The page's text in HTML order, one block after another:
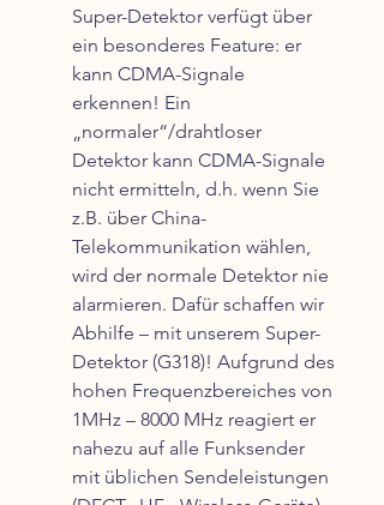
Super-Detektor verfügt über
ein besonderes Feature: er
kann CDMA-Signale
erkennen! Ein
„normaler“/drahtloser
Detektor kann CDMA-Signale
nicht ermitteln, d.h. wenn Sie
z.B. über China-
Telekommunikation wählen,
wird der normale Detektor nie
alarmieren. Dafür schaffen wir
Abhilfe – mit unserem Super-
Detektor (G318)! Aufgrund des
hohen Frequenzbereiches von
1MHz – 8000 MHz reagiert er
nahezu auf alle Funksender
mit üblichen Sendeleistungen